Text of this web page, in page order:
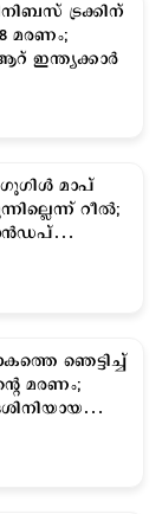
ട്രക്കിന്
8 മരണം;
ഇന്ത്യക്കാര്‍
മാപ്
റീല്‍;
ഞെട്ടിച്ച്
മരണം;